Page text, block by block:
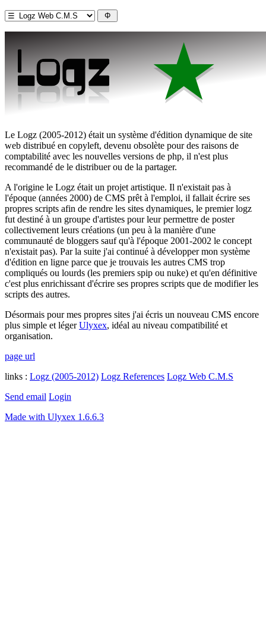
Le Logz (2005-2012) était un système d'édition dynamique de site
web distribué en copyleft, devenu obsolète pour des raisons de
comptabilité avec les nouvelles versions de php, il n'est plus
recommandé de le distribuer ou de la partager.
A l'origine le Logz était un projet artistique. Il n'existait pas à
l'époque (années 2000) de CMS prêt à l'emploi, il fallait écrire ses
propres scripts afin de rendre les sites dynamiques, le premier logz
fut destiné à un groupe d'artistes pour leur permettre de poster
collectivement leurs créations (un peu à la manière d'une
communauté de bloggers sauf qu'à l'époque 2001-2002 le concept
n'existait pas). Par la suite j'ai continué à développer mon système
d'édition en ligne parce que je trouvais les autres CMS trop
compliqués ou lourds (les premiers spip ou nuke) et qu'en définitive
c'est plus enrichissant d'écrire ses propres scripts que de modifier les
scripts des autres.
Désormais pour mes propres sites j'ai écris un nouveau CMS encore
plus simple et légerUlyxex, idéal au niveau compatibilité et
organisation.
page url
links : Logz (2005-2012) Logz References Logz Web C.M.S
Send email Login
Made with Ulyxex 1.6.6.3